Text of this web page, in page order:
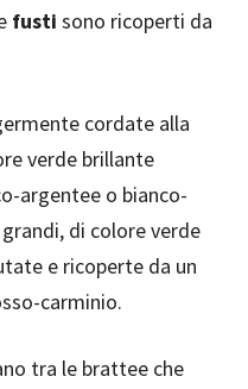
fusti sono ricoperti da
cordate alla
verde brillante
argentee o bianco-
di colore verde
e ricoperte da un
carminio.
tra le brattee che